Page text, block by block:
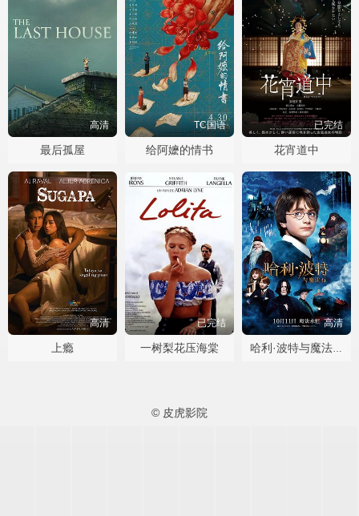
高清
最后孤屋
TC国语
给阿嬷的情书
已完结
花宵道中
高清
上瘾
已完结
一树梨花压海棠
高清
哈利·波特与魔法石
© 皮虎影院